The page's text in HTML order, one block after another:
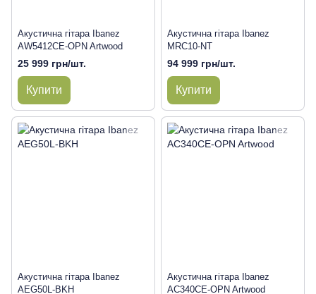
Акустична гітара Ibanez
AW5412CE-OPN Artwood
25 999 грн/шт.
Купити
Акустична гітара Ibanez
MRC10-NT
94 999 грн/шт.
Купити
Акустична гітара Ibanez
AEG50L-BKH
Акустична гітара Ibanez
AC340CE-OPN Artwood